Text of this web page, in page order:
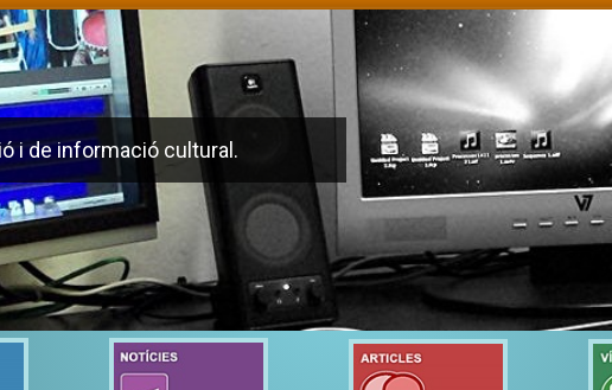
i de informació cultural.